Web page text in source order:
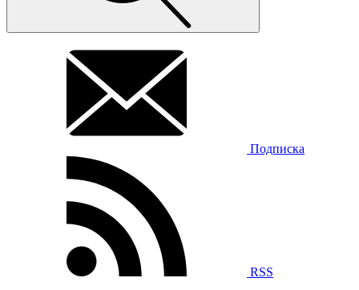
Подписка
RSS